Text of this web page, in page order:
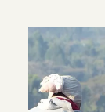
[Parcelle